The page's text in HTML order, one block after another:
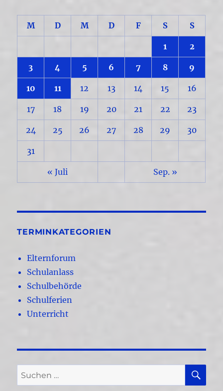
M D M D F S S
1 2
3 4 5 6 7 8 9
10 11 12 13 14 15 16
17 18 19 20 21 22 23
24 25 26 27 28 29 30
31
« Juli Sep. »
TERMINKATEGORIEN
Elternforum
Schulanlass
Schulbehörde
Schulferien
Unterricht
Suchen
nach: